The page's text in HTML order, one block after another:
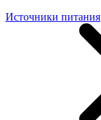
Источники питания